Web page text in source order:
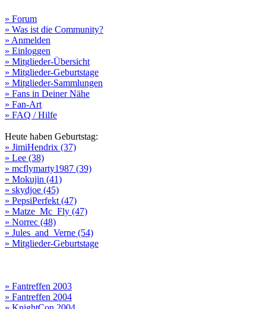
» Forum
» Was ist die Community?
» Anmelden
» Einloggen
» Mitglieder-Übersicht
» Mitglieder-Geburtstage
» Mitglieder-Sammlungen
» Fans in Deiner Nähe
» Fan-Art
» FAQ / Hilfe
Heute haben Geburtstag:
» JimiHendrix (37)
» Lee (38)
» mcflymarty1987 (39)
» Mokujin (41)
» skydjoe (45)
» PepsiPerfekt (47)
» Matze_Mc_Fly (47)
» Norrec (48)
» Jules_and_Verne (54)
» Mitglieder-Geburtstage
» Fantreffen 2003
» Fantreffen 2004